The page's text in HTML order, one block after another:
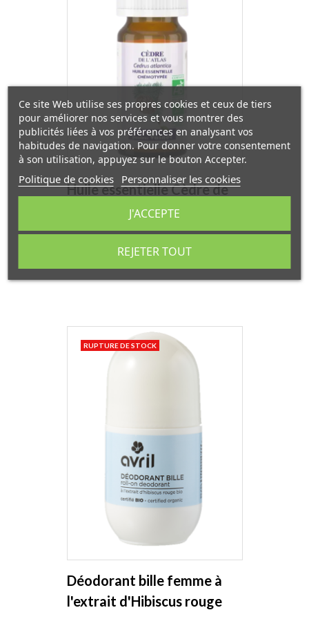
Huile essentielle Cèdre de
l'atlas 10ml Dr Valnet
Déodorant bille femme à
l'extrait d'Hibiscus rouge
RUPTURE DE STOCK
Ce site Web utilise ses propres cookies et ceux de tiers
pour améliorer nos services et vous montrer des
publicités liées à vos préférences en analysant vos
habitudes de navigation. Pour donner votre consentement
à son utilisation, appuyez sur le bouton Accepter.
Politique de cookies Personnaliser les cookies
REJETER TOUT
J'ACCEPTE